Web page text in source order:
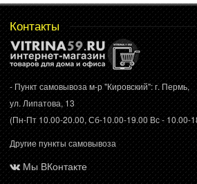
Контакты
- Пункт самовывоза м-р "Кировский": г. Пермь,
ул. Липатова, 13
(Пн-Пт 10.00-20.00, Сб-10.00-19.00 Вс - 10.00-
Другие пункты самовывоза
Мы ВКонтакте